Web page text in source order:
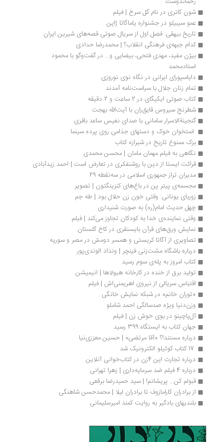
شون کانری در نام گل سرخ | فیلم
عمو سیبیلو در جشنواره یاماگاتا ژاپن
تاریخ بیهقی: فصل اول از سریال صوتی قصه‌های شیرین ایران
کدام جبهه‌ی فرهنگی انقلاب؟ | محمدرضا حدادی
بیژن مفید، مهدی فتحی، بیضایی و... در گفت‌وگو با محمود
استادمحمد
دایاسپورای ایرانی در نگاه نوی نوروزی
تمام زنان جلال با سیاست‌نامه آمدند
کتاب صوتی ایکیگای در 2 ساعت و 2 دقیقه
شطرنجِ سیروس قایق‌ران با آیت‌الله بهجت
گنجینةالاسرار سامانی با صدای نفیس ساعد باقری
استخوان خوک و دستهای جذامی روی پرده سینما
بزک ممنوع تاریخ در شیرازه کتاب
نگاهی به فیلم مهمان مامان | محسن محمدی
قرائت ایستا از دین با روشنفکری در تعارض است | احمد زیدآبادی
مدیران تراز جمهوری اسلامی در سه‌نقطه 29
مجسمه‌‌ی پیتر پن در باغ‌های کنزینگتون | تصویر
زوربای یونانی: وقتی خون زن حلال بود | طه جم
چهل حدیث امام‌(ره) به صورت شنیداری
وقتی نماینده‌ی خدا به کودکان تجاوز می‌کند | فیلم
نمایش ورق‌های قرآن بایسنقری در کاخ گلستان
تصاویری از آگاتا کریستی و همسر دومش در مصر و سوریه
درباره باشگاه مشت‌زنی فینچر | ونداد الوندی‌پور
کتاب امروز به پله‌ی سوم رسید
تولید برق از خنده در کارخانه هیولاها | انیمیشن
اقتباس سریالی از نیروی اهریمنی‌اش | فیلم
«توران‌ خانم» در شبكه نمایش خانگی
وزن‌دنیا ویژه صدسالگی احمد شاملو
آل‌پاچینو در بوی خوش زن | فیلم
جهان کتاب به ایستگاه 399 رسید
درباره مستند!؟ «آقا مرتضی» | حسین معززی‌نیا
درباره تجارت این 4زن در کتاب‌خوانی آنلاین
درباره 4 فیلم ضد سرمایه‌داری | زهرا تهرانی
قبولم کن... پریشانم! | سید حمیدرضا برقعی
از برادران کارامازوف تا برادران لیلا | محمدحسن شاهنگی
بلندیهای بادگیر به روایت کمند امیرسلیمانی